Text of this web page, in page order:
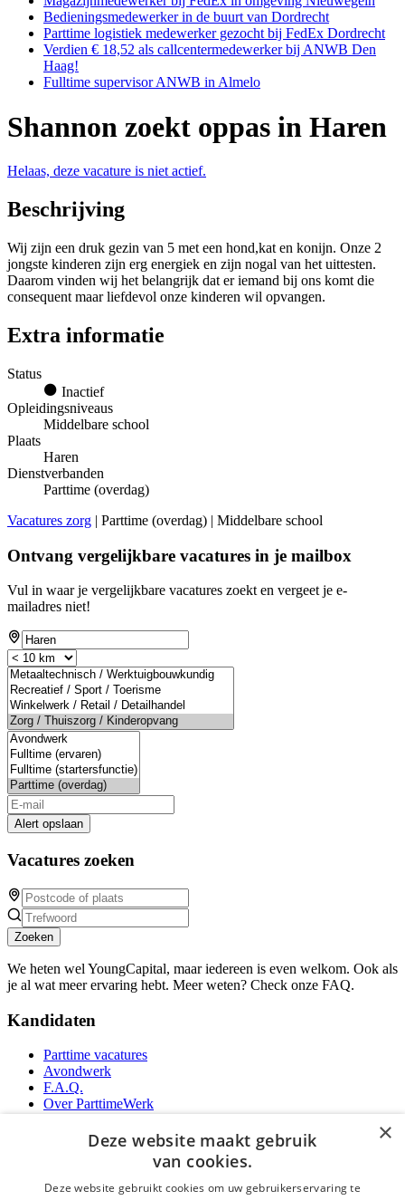
Bedieningsmedewerker in de buurt van Dordrecht
Parttime logistiek medewerker gezocht bij FedEx Dordrecht
Verdien € 18,52 als callcentermedewerker bij ANWB Den
Haag!
Fulltime supervisor ANWB in Almelo
Shannon zoekt oppas in Haren
Helaas, deze vacature is niet actief.
Beschrijving
Wij zijn een druk gezin van 5 met een hond,kat en konijn. Onze 2
jongste kinderen zijn erg energiek en zijn nogal van het uittesten.
Daarom vinden wij het belangrijk dat er iemand bij ons komt die
consequent maar liefdevol onze kinderen wil opvangen.
Extra informatie
Status
Inactief
Opleidingsniveaus
Middelbare school
Plaats
Haren
Dienstverbanden
Parttime (overdag)
Vacatures zorg | Parttime (overdag) | Middelbare school
Ontvang vergelijkbare vacatures in je mailbox
Vul in waar je vergelijkbare vacatures zoekt en vergeet je e-
mailadres niet!
Alert opslaan
Vacatures zoeken
Zoeken
We heten wel YoungCapital, maar iedereen is even welkom. Ook als
je al wat meer ervaring hebt. Meer weten? Check onze FAQ.
Kandidaten
Parttime vacatures
Avondwerk
F.A.Q.
Over ParttimeWerk
YoungCapital Android App
×
Deze website maakt gebruik
van cookies.
Deze website gebruikt cookies om uw gebruikerservaring te